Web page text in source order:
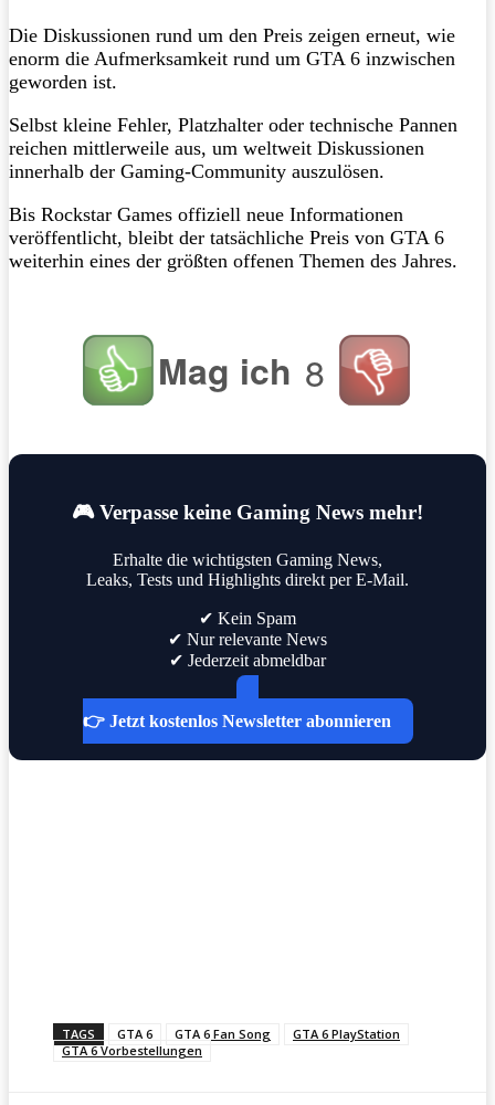
Die Diskussionen rund um den Preis zeigen erneut, wie
enorm die Aufmerksamkeit rund um GTA 6 inzwischen
geworden ist.
Selbst kleine Fehler, Platzhalter oder technische Pannen
reichen mittlerweile aus, um weltweit Diskussionen
innerhalb der Gaming-Community auszulösen.
Bis Rockstar Games offiziell neue Informationen
veröffentlicht, bleibt der tatsächliche Preis von GTA 6
weiterhin eines der größten offenen Themen des Jahres.
Mag ich 8
🎮 Verpasse keine Gaming News mehr!
Erhalte die wichtigsten Gaming News,
Leaks, Tests und Highlights direkt per E-Mail.
✔ Kein Spam
✔ Nur relevante News
✔ Jederzeit abmeldbar
👉 Jetzt kostenlos Newsletter abonnieren
TAGS GTA 6 GTA 6 Fan Song
GTA 6 PlayStation
GTA 6 Vorbestellungen